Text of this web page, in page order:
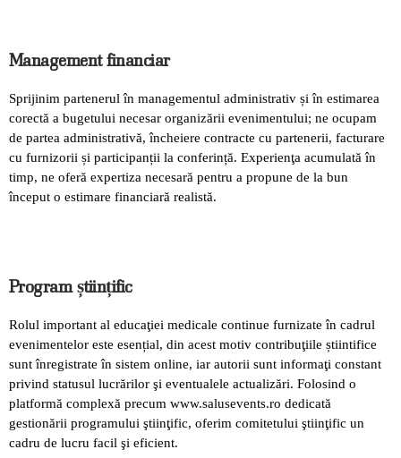
Management financiar
Sprijinim partenerul în managementul administrativ și în estimarea
corectă a bugetului necesar organizării evenimentului; ne ocupam
de partea administrativă, încheiere contracte cu partenerii, facturare
cu furnizorii și participanții la conferință. Experienţa acumulată în
timp, ne oferă expertiza necesară pentru a propune de la bun
început o estimare financiară realistă.
Program științific
Rolul important al educaţiei medicale continue furnizate în cadrul
evenimentelor este esențial, din acest motiv contribuţiile știintifice
sunt înregistrate în sistem online, iar autorii sunt informaţi constant
privind statusul lucrărilor şi eventualele actualizări. Folosind o
platformă complexă precum www.salusevents.ro dedicată
gestionării programului ştiinţific, oferim comitetului ştiinţific un
cadru de lucru facil şi eficient.